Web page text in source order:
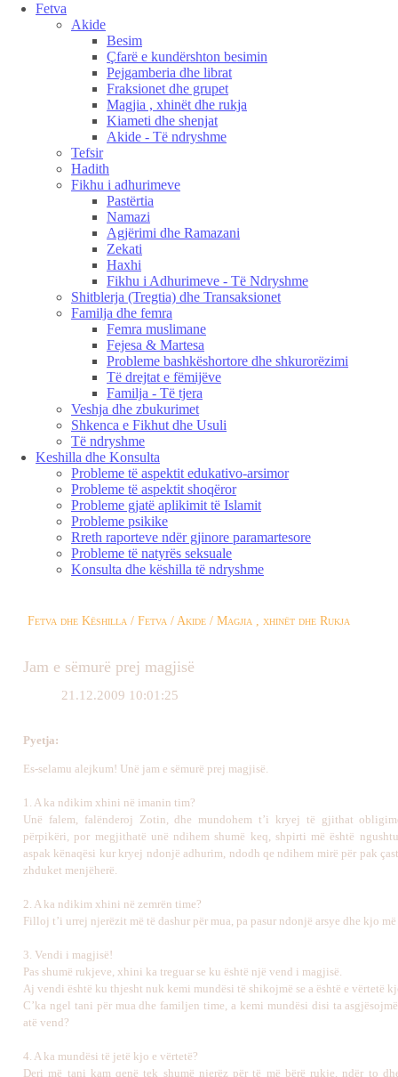
Fetva
Akide
Besim
Çfarë e kundërshton besimin
Pejgamberia dhe librat
Fraksionet dhe grupet
Magjia , xhinët dhe rukja
Kiameti dhe shenjat
Akide - Të ndryshme
Tefsir
Hadith
Fikhu i adhurimeve
Pastërtia
Namazi
Agjërimi dhe Ramazani
Zekati
Haxhi
Fikhu i Adhurimeve - Të Ndryshme
Shitblerja (Tregtia) dhe Transaksionet
Familja dhe femra
Femra muslimane
Fejesa & Martesa
Probleme bashkëshortore dhe shkurorëzimi
Të drejtat e fëmijëve
Familja - Të tjera
Veshja dhe zbukurimet
Shkenca e Fikhut dhe Usuli
Të ndryshme
Keshilla dhe Konsulta
Probleme të aspektit edukativo-arsimor
Probleme të aspektit shoqëror
Probleme gjatë aplikimit të Islamit
Probleme psikike
Rreth raporteve ndër gjinore paramartesore
Probleme të natyrës seksuale
Konsulta dhe këshilla të ndryshme
Fetva dhe Këshilla / Fetva / Akide / Magjia , xhinët dhe Rukja
Jam e sëmurë prej magjisë
21.12.2009 10:01:25
Pyetja:
Es-selamu alejkum! Unë jam e sëmurë prej magjisë.
1. A ka ndikim xhini në imanin tim?
Unë falem, falënderoj Zotin, dhe mundohem t’i kryej të gjithat
përpikëri, por megjithatë unë ndihem shumë keq, shpirti më është
aspak kënaqësi kur kryej ndonjë adhurim, ndodh qe ndihem mirë për pak
zhduket menjëherë.
2. A ka ndikim xhini në zemrën time?
Filloj t’i urrej njerëzit më të dashur për mua, pa pasur ndonjë arsye dhe kjo
3. Vendi i magjisë!
Pas shumë rukjeve, xhini ka treguar se ku është një vend i magjisë.
Aj vendi është ku thjesht nuk kemi mundësi të shikojmë se a është e vërtetë
C’ka ngel tani për mua dhe familjen time, a kemi mundësi disi ta
atë vend?
4. A ka mundësi të jetë kjo e vërtetë?
Deri më tani kam qenë tek shumë njerëz për të më bërë rukje, ndër to